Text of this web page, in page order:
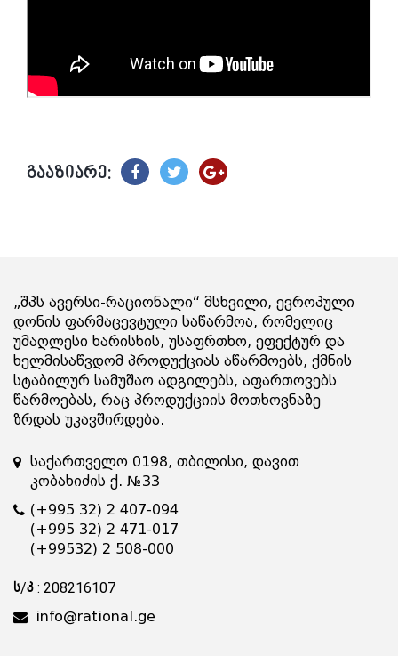
გააზიარე:
„შპს ავერსი-რაციონალი“ მსხვილი, ევროპული
დონის ფარმაცევტული საწარმოა, რომელიც
უმაღლესი ხარისხის, უსაფრთხო, ეფექტურ და
ხელმისაწვდომ პროდუქციას აწარმოებს, ქმნის
სტაბილურ სამუშაო ადგილებს, აფართოვებს
წარმოებას, რაც პროდუქციის მოთხოვნაზე
ზრდას უკავშირდება.
საქართველო 0198, თბილისი, დავით
კობახიძის ქ. №33
(+995 32) 2 407-094
(+995 32) 2 471-017
(+99532) 2 508-000
ს/კ : 208216107
info@rational.ge